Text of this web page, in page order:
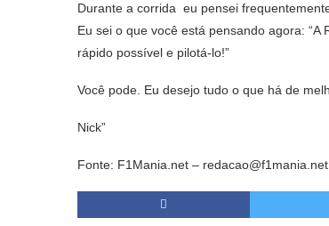
Durante a corrida eu pensei
Eu sei o que você está pensando agora:
rápido possível e pilotá-lo!”
Você pode. Eu desejo tudo o que há de
Nick”
Fonte: F1Mania.net – redacao@f1mania.net